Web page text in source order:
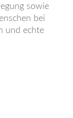
sowie
bei
und echte